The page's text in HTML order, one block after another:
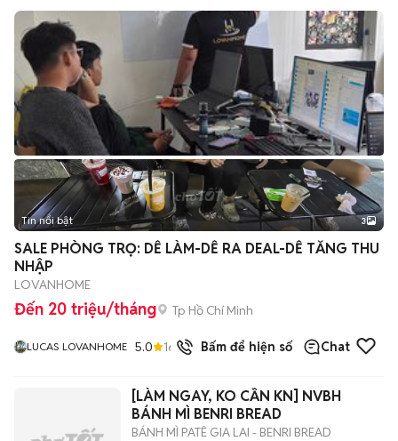
Tin nổi bật 3
SALE PHÒNG TRỌ: DỄ LÀM-DỄ RA DEAL-DỄ TĂNG THU
NHẬP
LOVANHOME
Đến 20 triệu/tháng Tp Hồ Chí Minh
LUCAS LOVANHOME 5.0 16 đã bánBấm để hiện số Chat
[LÀM NGAY, KO CẦN KN] NVBH
BÁNH MÌ BENRI BREAD
BÁNH MÌ PATÊ GIA LAI - BENRI BREAD